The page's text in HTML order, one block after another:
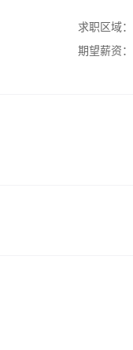
求职区域：
期望薪资：